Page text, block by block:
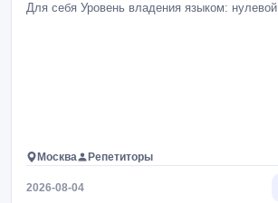
Для себя Уровень владения языком: нулевой
Москва Репетиторы
2026-08-04